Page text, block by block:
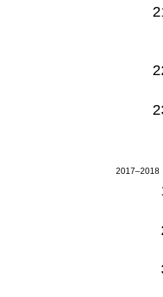
2017–2018